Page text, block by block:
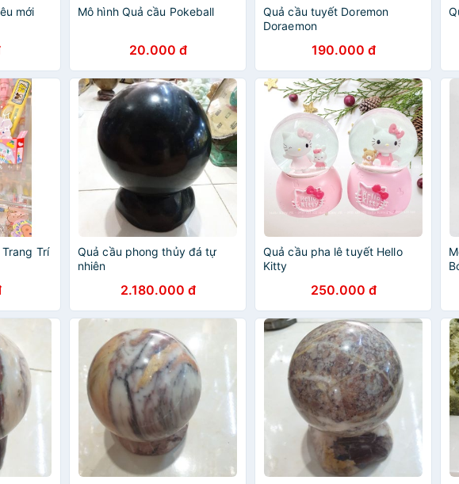
mới Mô hình Quả cầu Pokeball
20.000 đ
Quả cầu tuyết Doremon
Doraemon
190.000 đ
Trí
Quả cầu phong thủy đá tự
nhiên
2.180.000 đ
Quả cầu pha lê tuyết Hello
Kitty
250.000 đ